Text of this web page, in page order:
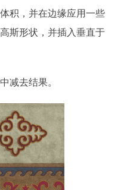
积，并在边缘应用一些
斯形状，并插入垂直于
减去结果。